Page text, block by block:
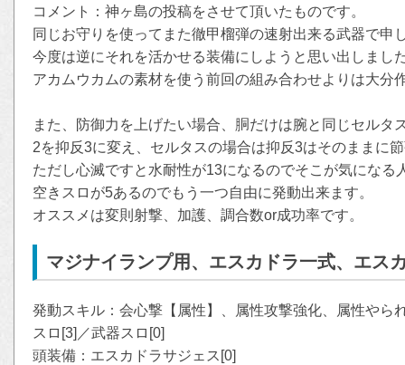
コメント：神ヶ島の投稿をさせて頂いたものです。
同じお守りを使ってまた徹甲榴弾の速射出来る武器で申
今度は逆にそれを活かせる装備にしようと思い出しまし
アカムウカムの素材を使う前回の組み合わせよりは大分
また、防御力を上げたい場合、胴だけは腕と同じセルタ
2を抑反3に変え、セルタスの場合は抑反3はそのままに
ただし心滅ですと水耐性が13になるのでそこが気になる
空きスロが5あるのでもう一つ自由に発動出来ます。
オススメは変則射撃、加護、調合数or成功率です。
マジナイランプ用、エスカドラ一式、エス
発動スキル：会心撃【属性】、属性攻撃強化、属性やら
スロ[3]／武器スロ[0]
頭装備：エスカドラサジェス[0]